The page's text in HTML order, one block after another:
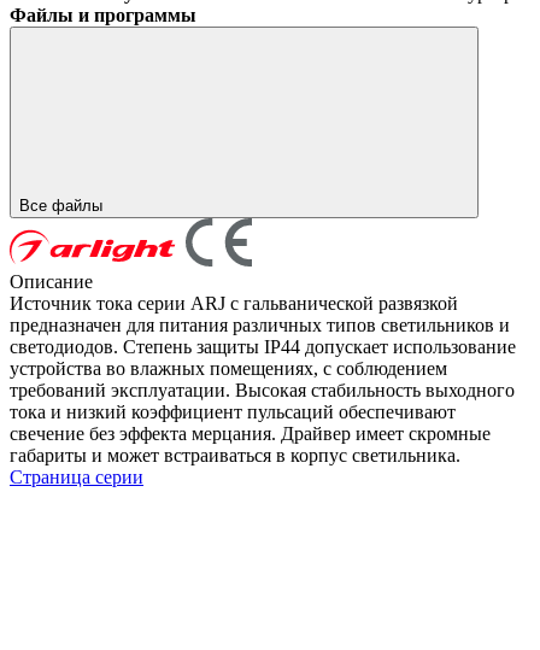
Файлы и программы
Все файлы
Описание
Источник тока серии ARJ с гальванической развязкой
предназначен для питания различных типов светильников и
светодиодов. Степень защиты IP44 допускает использование
устройства во влажных помещениях, с соблюдением
требований эксплуатации. Высокая стабильность выходного
тока и низкий коэффициент пульсаций обеспечивают
свечение без эффекта мерцания. Драйвер имеет скромные
габариты и может встраиваться в корпус светильника.
Страница серии